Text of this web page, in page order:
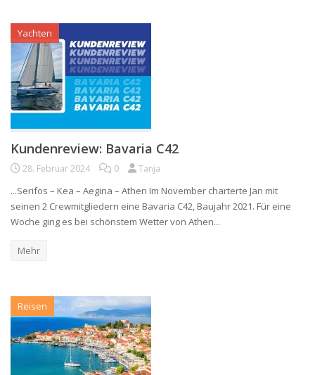
Yachten
Kundenreview: Bavaria C42
28. Februar 2024 0 Tanja
...Serifos – Kea – Aegina – Athen Im November charterte Jan mit
seinen 2 Crewmitgliedern eine Bavaria C42, Baujahr 2021. Für eine
Woche ging es bei schönstem Wetter von Athen...
Mehr
Reisen